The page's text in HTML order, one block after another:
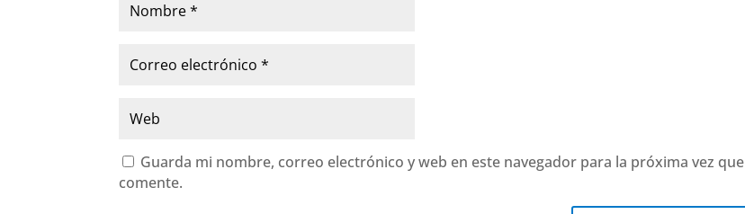
Guarda mi nombre, correo electrónico y web en este navegador para la próxima vez que
comente.